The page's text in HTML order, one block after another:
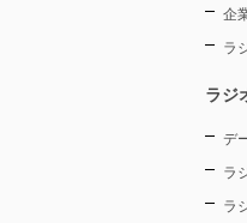
企
ラ
ラジ
デ
ラ
ラ